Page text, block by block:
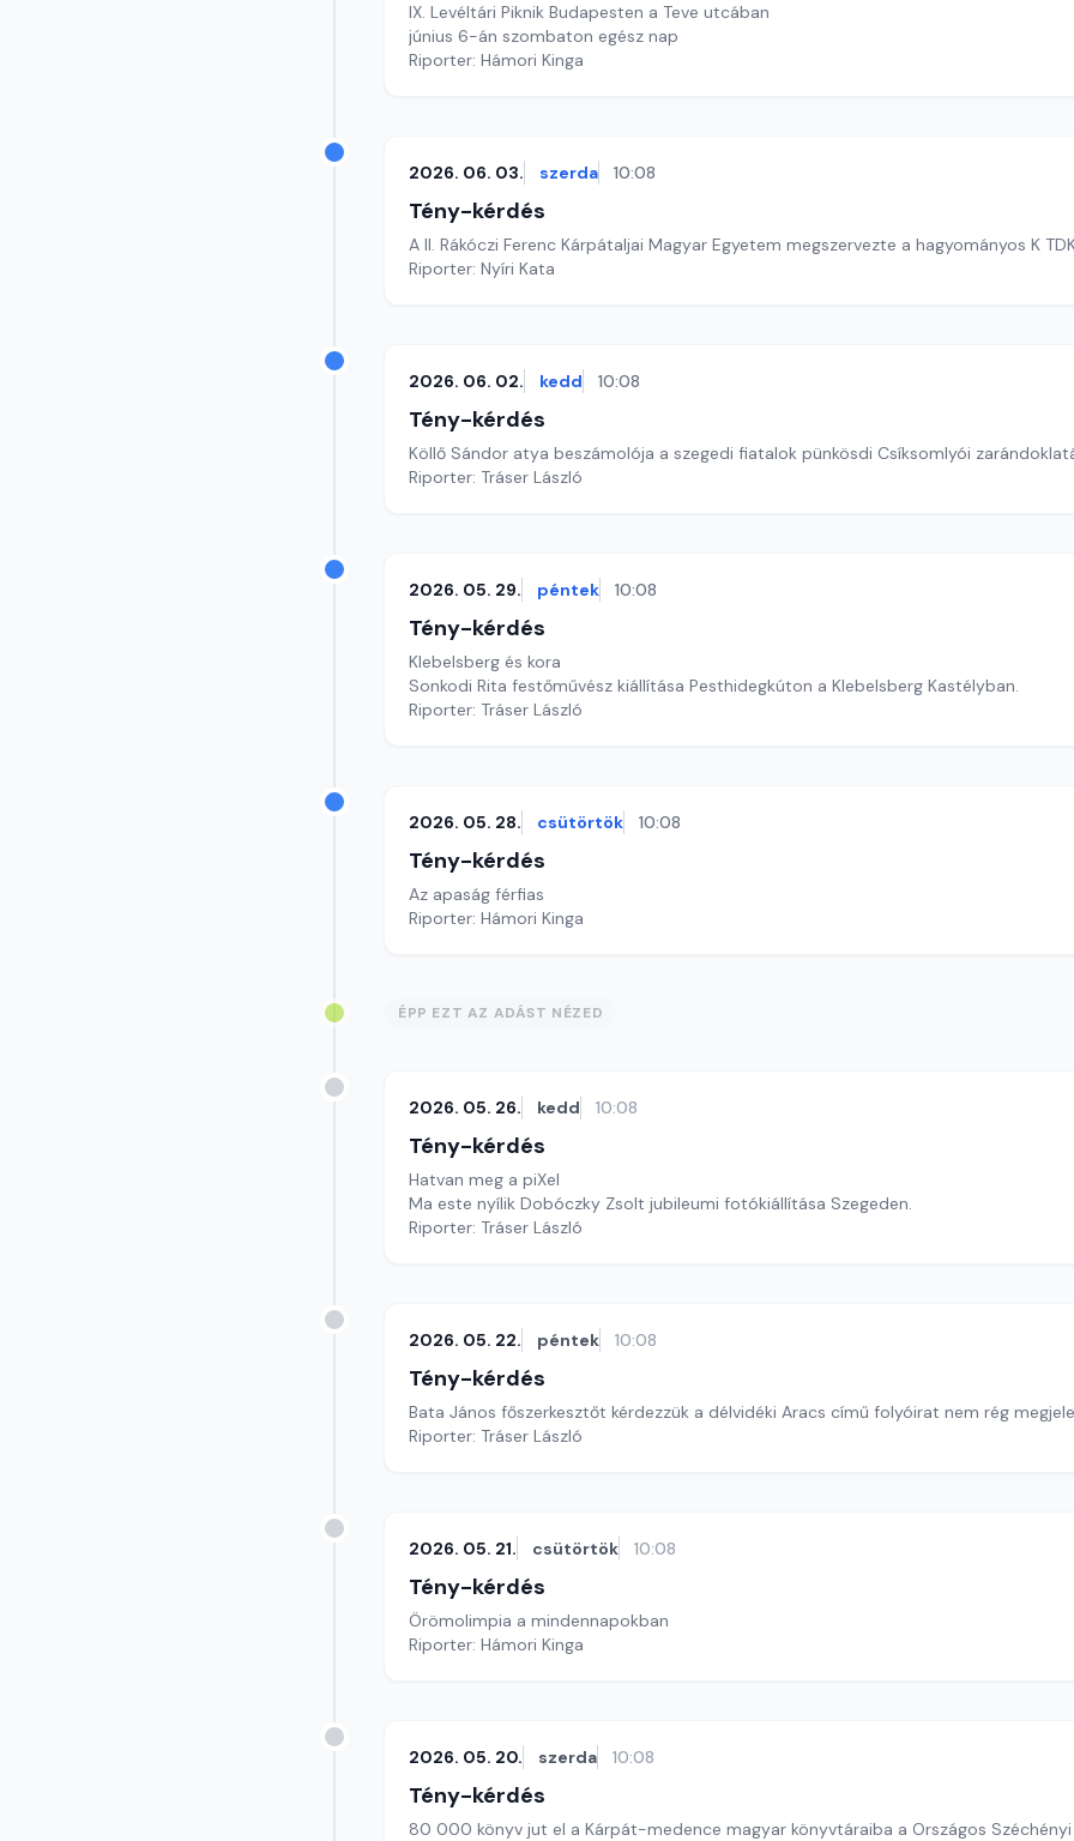
IX. Levéltári Piknik Budapesten a Teve utcában
június 6-án szombaton egész nap
Riporter: Hámori Kinga
2026. 06. 03. szerda 10:08
Tény-kérdés
A II. Rákóczi Ferenc Kárpátaljai Magyar Egyetem megszervezte a hagyományos K
Riporter: Nyíri Kata
2026. 06. 02. kedd 10:08
Tény-kérdés
Köllő Sándor atya beszámolója a szegedi fiatalok pünkösdi Csíksomlyói
Riporter: Tráser László
2026. 05. 29. péntek 10:08
Tény-kérdés
Klebelsberg és kora
Sonkodi Rita festőművész kiállítása Pesthidegkúton a Klebelsberg Kastélyban.
Riporter: Tráser László
2026. 05. 28. csütörtök 10:08
Tény-kérdés
Az apaság férfias
Riporter: Hámori Kinga
ÉPP EZT AZ ADÁST NÉZED
2026. 05. 26. kedd 10:08
Tény-kérdés
Hatvan meg a piXel
Ma este nyílik Dobóczky Zsolt jubileumi fotókiállítása Szegeden.
Riporter: Tráser László
2026. 05. 22. péntek 10:08
Tény-kérdés
Bata János főszerkesztőt kérdezzük a délvidéki Aracs című folyóirat nem rég
Riporter: Tráser László
2026. 05. 21. csütörtök 10:08
Tény-kérdés
Örömolimpia a mindennapokban
Riporter: Hámori Kinga
2026. 05. 20. szerda 10:08
Tény-kérdés
80 000 könyv jut el a Kárpát-medence magyar könyvtáraiba a Országos